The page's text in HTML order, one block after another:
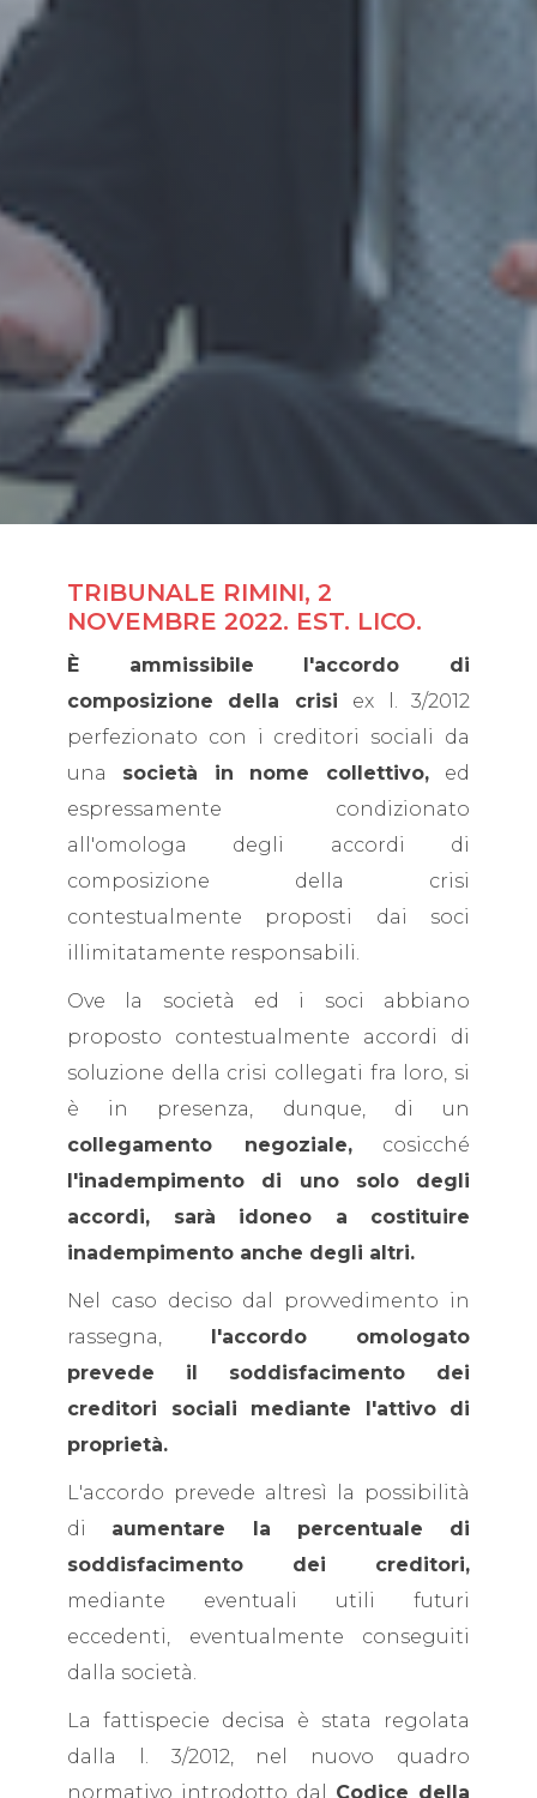
TRIBUNALE RIMINI, 2
NOVEMBRE 2022. EST. LICO.
È ammissibile l'accordo di
composizione della crisi ex l. 3/2012
perfezionato con i creditori sociali da
una società in nome collettivo, ed
espressamente condizionato
all'omologa degli accordi di
composizione della crisi
contestualmente proposti dai soci
illimitatamente responsabili.
Ove la società ed i soci abbiano
proposto contestualmente accordi di
soluzione della crisi collegati fra loro, si
è in presenza, dunque, di un
collegamento negoziale,cosicché
l'inadempimento di uno solo degli
accordi, sarà idoneo a costituire
inadempimento anche degli altri.
Nel caso deciso dal provvedimento in
rassegna, l'accordo omologato
prevede il soddisfacimento dei
creditori sociali mediante l'attivo di
proprietà.
L'accordo prevede altresì la possibilità
di aumentare la percentuale di
soddisfacimento dei creditori,
mediante eventuali utili futuri
eccedenti, eventualmente conseguiti
dalla società.
La fattispecie decisa è stata regolata
dalla l. 3/2012, nel nuovo quadro
normativo introdotto dal Codice della